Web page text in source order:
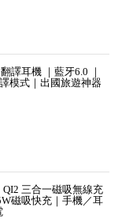
譯耳機 ｜藍牙6.0 ｜
模式｜出國旅遊神器
QI2 三合一磁吸無線充
磁吸快充｜手機／耳